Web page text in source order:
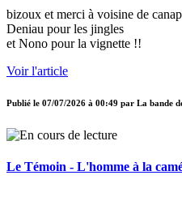
bizoux et merci à voisine de
Deniau pour les jingles
et Nono pour la vignette !!
Voir l'article
Publié le 07/07/2026 à 00:49 par La bande
Le Témoin - L'homme à la